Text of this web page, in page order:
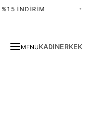
İNDIRIM
MENÜKADINERKEK